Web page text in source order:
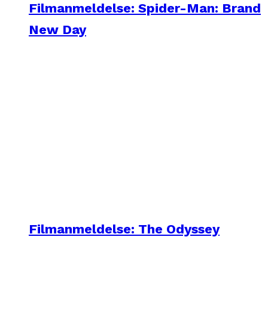
Filmanmeldelse: Spider-Man: Brand
New Day
Filmanmeldelse: The Odyssey